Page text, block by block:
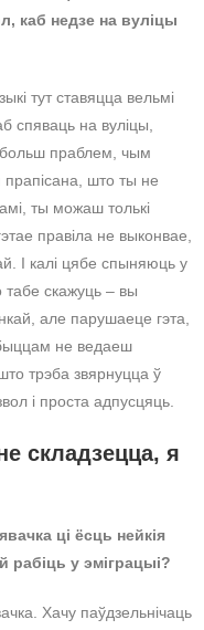
каб недзе на вуліцы
тут ставяцца вельмі
спяваць на вуліцы,
праблем, чым
прапісана, што ты не
ты можаш толькі
правіла не выконвае,
І калі цябе спыняюць у
табе скажуць – вы
але парушаеце гэта,
не ведаеш
трэба звярнуцца ў
і проста адпусцяць.
складзецца, я
ці ёсць нейкія
рабіць у эміграцыі?
Хачу паўдзельнічаць